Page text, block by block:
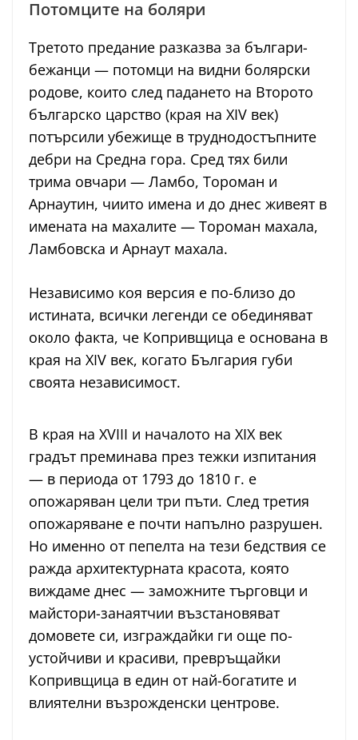
Потомците на боляри
Третото предание разказва за българи-
бежанци — потомци на видни болярски
родове, които след падането на Второто
българско царство (края на XIV век)
потърсили убежище в труднодостъпните
дебри на Средна гора. Сред тях били
трима овчари — Ламбо, Тороман и
Арнаутин, чиито имена и до днес живеят в
имената на махалите — Тороман махала,
Ламбовска и Арнаут махала.
Независимо коя версия е по-близо до
истината, всички легенди се обединяват
около факта, че Копривщица е основана в
края на XIV век, когато България губи
своята независимост.
В края на XVIII и началото на XIX век
градът преминава през тежки изпитания
— в периода от 1793 до 1810 г. е
опожаряван цели три пъти. След третия
опожаряване е почти напълно разрушен.
Но именно от пепелта на тези бедствия се
ражда архитектурната красота, която
виждаме днес — заможните търговци и
майстори-занаятчии възстановяват
домовете си, изграждайки ги още по-
устойчиви и красиви, превръщайки
Копривщица в един от най-богатите и
влиятелни възрожденски центрове.